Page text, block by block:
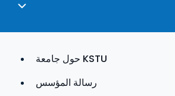
حول جامعة KSTU
رسالة المؤسس